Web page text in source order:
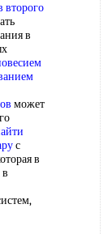
второго
в
может
с
в
в